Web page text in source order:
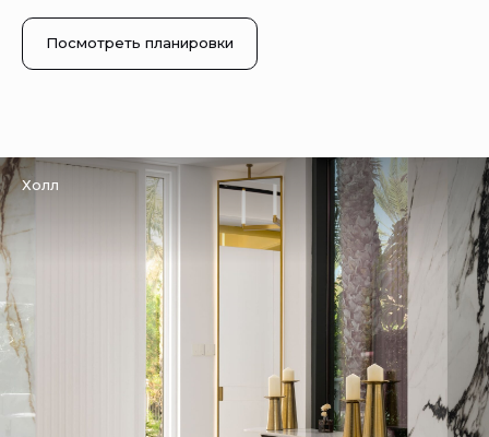
Посмотреть планировки
Холл